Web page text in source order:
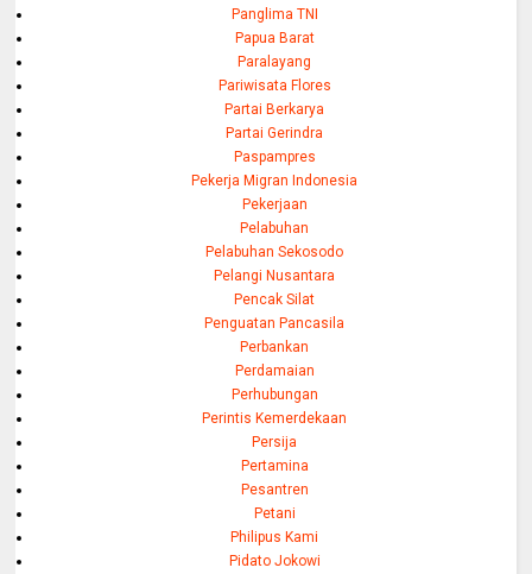
Panglima TNI
Papua Barat
Paralayang
Pariwisata Flores
Partai Berkarya
Partai Gerindra
Paspampres
Pekerja Migran Indonesia
Pekerjaan
Pelabuhan
Pelabuhan Sekosodo
Pelangi Nusantara
Pencak Silat
Penguatan Pancasila
Perbankan
Perdamaian
Perhubungan
Perintis Kemerdekaan
Persija
Pertamina
Pesantren
Petani
Philipus Kami
Pidato Jokowi